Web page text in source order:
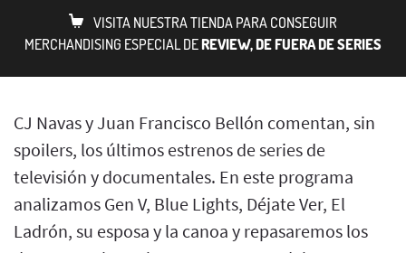
VISITA NUESTRA TIENDA PARA CONSEGUIR
MERCHANDISING ESPECIAL DEREVIEW, DE FUERA DE SERIES
CJ Navas y Juan Francisco Bellón comentan, sin
spoilers, los últimos estrenos de series de
televisión y documentales. En este programa
analizamos Gen V, Blue Lights, Déjate Ver, El
Ladrón, su esposa y la canoa y repasaremos los